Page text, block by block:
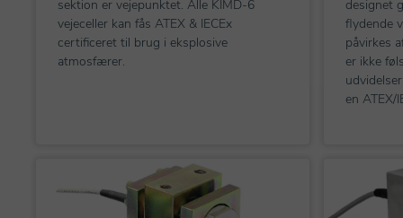
sektion er vejepunktet. Alle KIMD-6
vejeceller kan fås ATEX & IECEx
certificeret til brug i eksplosive
atmosfærer.
designet
flydende
påvirkes
er ikke
en ATEX/